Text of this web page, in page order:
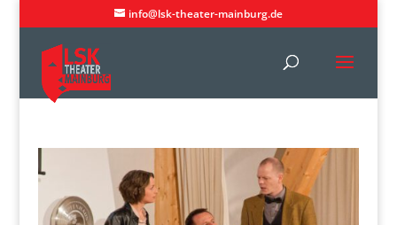
info@lsk-theater-mainburg.de